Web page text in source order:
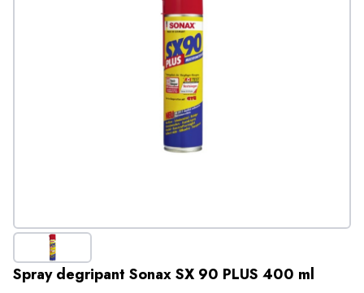
Spray degripant Sonax SX 90 PLUS 400 ml